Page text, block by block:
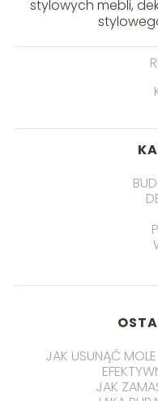
stylowych mebli,
JAK USUNĄĆ
JAK